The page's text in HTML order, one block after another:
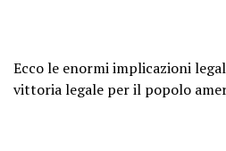
Ecco le enormi implicazioni
vittoria legale per il popolo